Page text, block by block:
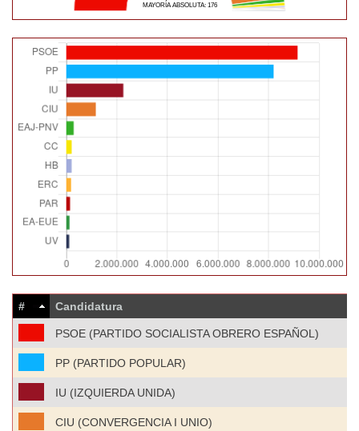
MAYORÍA ABSOLUTA: 176
# Candidatura
PSOE (PARTIDO SOCIALISTA OBRERO ESPAÑOL)
PP (PARTIDO POPULAR)
IU (IZQUIERDA UNIDA)
CIU (CONVERGENCIA I UNIO)